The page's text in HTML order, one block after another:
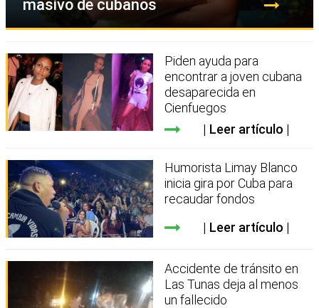
masivo de cubanos
Piden ayuda para
encontrar a joven cubana
desaparecida en
Cienfuegos
Leer artículo
Humorista Limay Blanco
inicia gira por Cuba para
recaudar fondos
Leer artículo
Accidente de tránsito en
Las Tunas deja al menos
un fallecido